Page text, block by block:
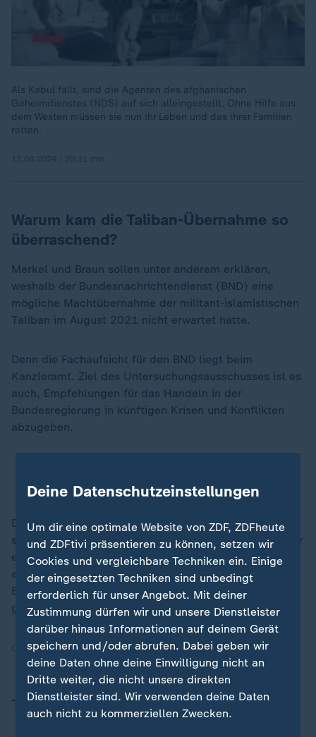
Als Kabul fällt, sind die Agenten des afghanischen
Geheimdienstes (NDS) auf sich alleingestellt. Ohne Hilfe aus
dem Westen müssen sie nun ihr Leben und das ihrer Familien
retten.
Warum kam die Taliban-Übernahme so
überraschend?
Merkel und Braun sollen unter anderem erklären,
weshalb der Bundesnachrichtendienst (BND) eine
mögliche Machtübernahme der militant-islamistischen
Taliban im August 2021 nicht erwartet hatte.
Denn die Fachaufsicht für den BND liegt beim
Kanzleramt. Ziel des Untersuchungsausschusses ist es
auch, Empfehlungen für das Handeln in der
Bundesregierung in künftigen Krisen und Konflikten
abzugeben.
vermeidbares Desaster
Der frühere Außenminister Heiko Maas (SPD) hatte bei
seiner Befragung durch den Ausschuss Ende November
erklärt, er habe noch bei einem Besuch in der
afghanischen Hauptstadt Ende April 2021 "nicht den
Eindruck eines zusammenbrechenden Regimes"
gehabt.
Quelle:epd, dpa
Themen
Deine Datenschutzeinstellungen
Um dir eine optimale Website von ZDF, ZDFheute
und ZDFtivi präsentieren zu können, setzen wir
Cookies und vergleichbare Techniken ein. Einige
der eingesetzten Techniken sind unbedingt
erforderlich für unser Angebot. Mit deiner
Zustimmung dürfen wir und unsere Dienstleister
darüber hinaus Informationen auf deinem Gerät
speichern und/oder abrufen. Dabei geben wir
deine Daten ohne deine Einwilligung nicht an
Dritte weiter, die nicht unsere direkten
Dienstleister sind. Wir verwenden deine Daten
auch nicht zu kommerziellen Zwecken.